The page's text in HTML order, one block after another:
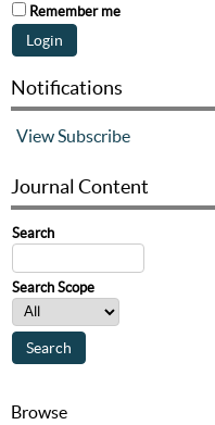
Remember me
Notifications
ViewSubscribe
Journal Content
Search
Search Scope
Browse